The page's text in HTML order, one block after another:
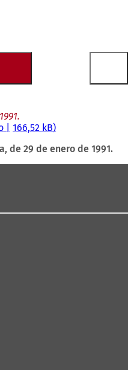
166,52 kB
de 29 de enero de 1991.